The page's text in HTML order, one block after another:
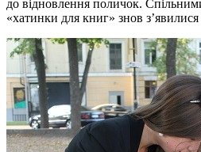
до відновлення поличок.
«хатинки для книг» знов